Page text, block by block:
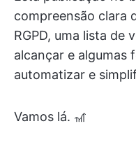
compreensão clara
RGPD, uma lista de
alcançar e algumas
automatizar e
Vamos lá. 🎢